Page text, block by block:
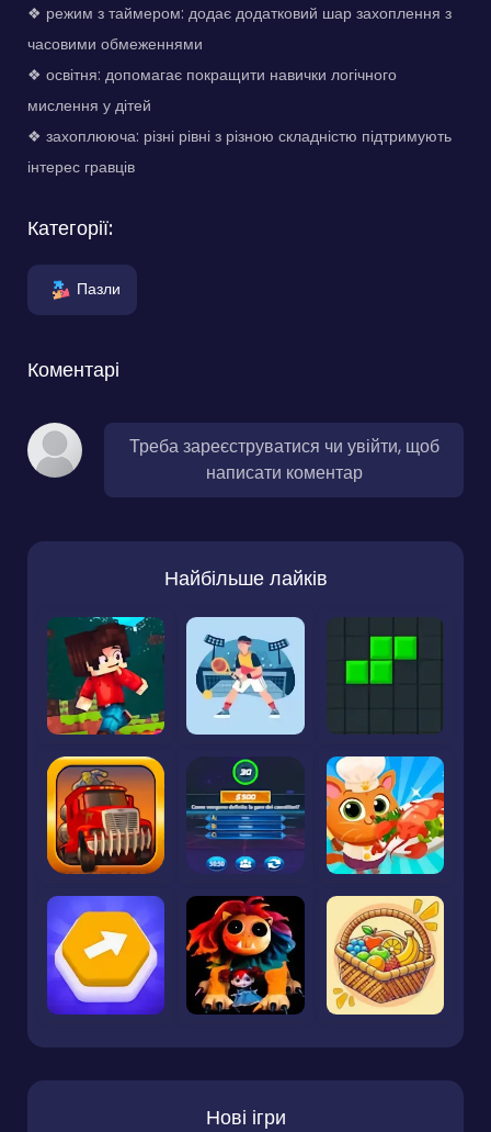
❖ режим з таймером: додає додатковий шар захоплення з
часовими обмеженнями
❖ освітня: допомагає покращити навички логічного
мислення у дітей
❖ захоплююча: різні рівні з різною складністю підтримують
інтерес гравців
Категорії:
Пазли
Коментарі
Треба зареєструватися чи увійти, щоб
написати коментар
Найбільше лайків
Нові ігри